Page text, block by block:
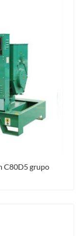
C80D5 grupo